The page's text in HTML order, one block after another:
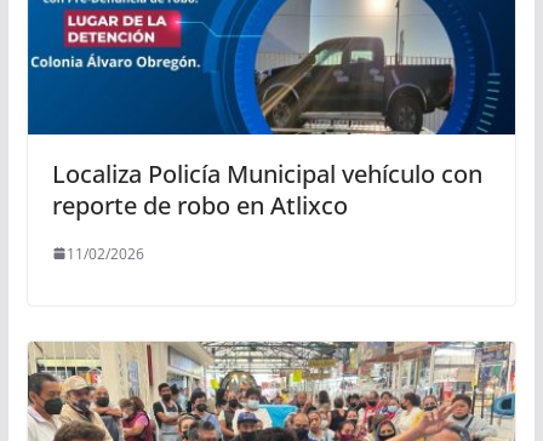
Localiza Policía Municipal vehículo con
reporte de robo en Atlixco
11/02/2026